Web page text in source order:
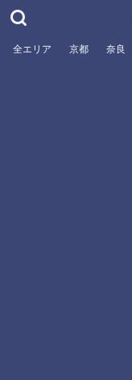
全エリア 京都 奈良